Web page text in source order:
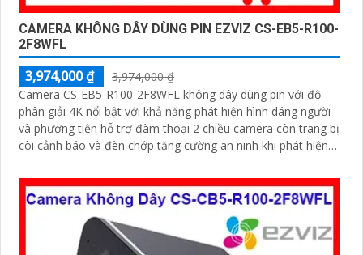
CAMERA KHÔNG DÂY DÙNG PIN EZVIZ CS-EB5-R100-
2F8WFL
3,974,000 ₫
3,974,000 ₫
Camera CS-EB5-R100-2F8WFL không dây dùng pin với độ
phân giải 4K nổi bật với khả năng phát hiện hình dáng người
và phương tiện hỗ trợ đàm thoại 2 chiều camera còn trang bị
còi cảnh báo và đèn chớp tăng cường an ninh khi phát hiện
và pin sạc đạt chuẩn IP65 chống nước và bụi giúp hoạt động
bền bỉ trong mọi điều kiện thời tiết.